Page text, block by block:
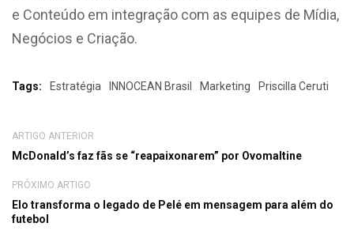
e Conteúdo em integração com as equipes de Mídia,
Negócios e Criação.
Tags: Estratégia INNOCEAN Brasil Marketing Priscilla Ceruti
ARTIGO ANTERIOR
McDonald’s faz fãs se “reapaixonarem” por Ovomaltine
PRÓXIMO ARTIGO
Elo transforma o legado de Pelé em mensagem para além do
futebol